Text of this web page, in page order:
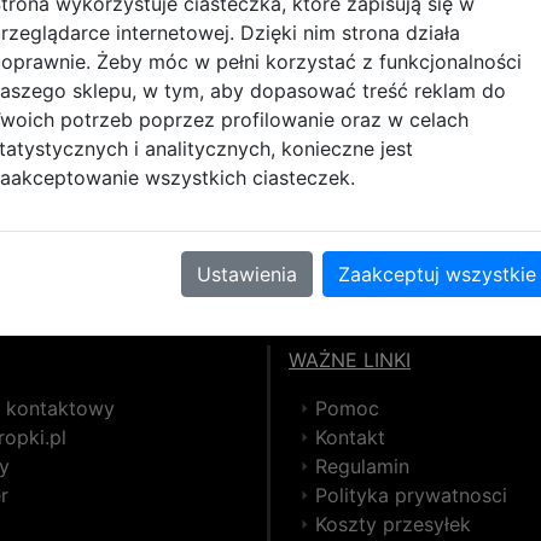
takich jak szachy, warcaby, "Chińczyk", czy
katalogu gier logicznych na PlayStation 4
w trybie online! Baw się dobrze, grając w gry
kontaktowy
WAŻNE LINKI
Pomoc
Kontakt
Regulamin
Polityka prywatnosci
Koszty przesyłek
internetowej. Dzięki nim strona działa
Żeby móc w pełni korzystać z funkcjonalności
sklepu, w tym, aby dopasować treść reklam do
potrzeb poprzez profilowanie oraz w celach
i analitycznych, konieczne jest
wszystkich ciasteczek.
Ustawienia Zaakceptuj wszystkie